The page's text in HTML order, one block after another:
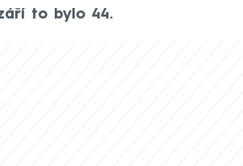
to bylo 44.